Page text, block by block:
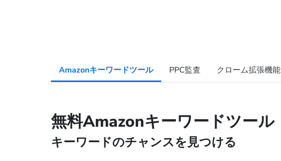
Amazonキーワードツール PPC監査 クローム拡張機能
無料Amazonキーワードツール
キーワードのチャンスを見つける